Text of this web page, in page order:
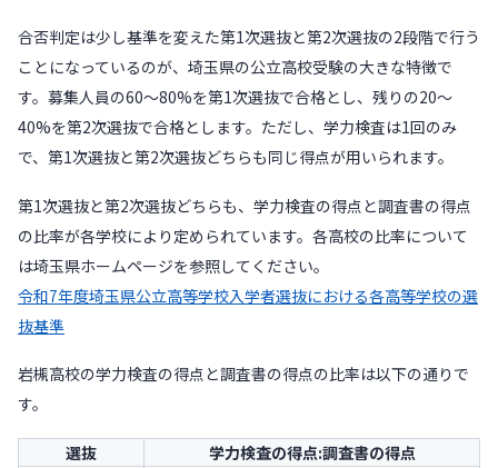
合否判定は少し基準を変えた第1次選抜と第2次選抜の2段階で行う
ことになっているのが、埼玉県の公立高校受験の大きな特徴で
す。募集人員の60〜80%を第1次選抜で合格とし、残りの20〜
40%を第2次選抜で合格とします。ただし、学力検査は1回のみ
で、第1次選抜と第2次選抜どちらも同じ得点が用いられます。
第1次選抜と第2次選抜どちらも、学力検査の得点と調査書の得点
の比率が各学校により定められています。各高校の比率について
は埼玉県ホームページを参照してください。
令和7年度埼玉県公立高等学校入学者選抜における各高等学校の選
抜基準
岩槻高校の学力検査の得点と調査書の得点の比率は以下の通りで
す。
選抜
学力検査の得点:調査書の得点